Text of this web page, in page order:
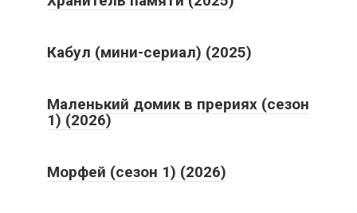
Кабул (мини-сериал) (2025)
Маленький домик в прериях (сезон
1) (2026)
Морфей (сезон 1) (2026)